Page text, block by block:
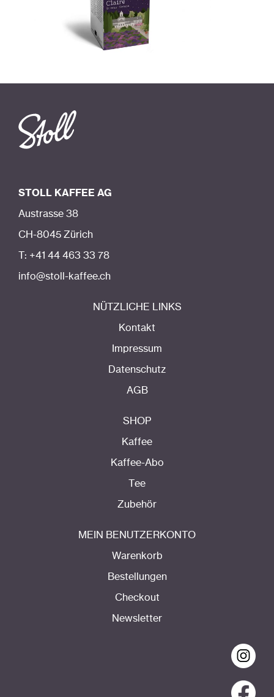
STOLL KAFFEE AG
Austrasse 38
CH-8045 Zürich
T: +41 44 463 33 78
info@stoll-kaffee.ch
NÜTZLICHE LINKS
Kontakt
Impressum
Datenschutz
AGB
SHOP
Kaffee
Kaffee-Abo
Tee
Zubehör
MEIN BENUTZERKONTO
Warenkorb
Bestellungen
Checkout
Newsletter